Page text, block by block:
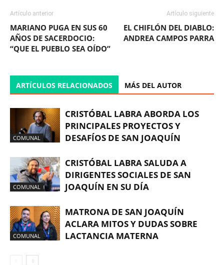
Artículo anterior
MARIANO PUGA EN SUS 60
AÑOS DE SACERDOCIO:
“QUE EL PUEBLO SEA OÍDO”
Artículo siguiente
EL CHIFLÓN DEL DIABLO:
ANDREA CAMPOS PARRA
ARTÍCULOS RELACIONADOS MÁS DEL AUTOR
COMUNAL
CRISTÓBAL LABRA ABORDA LOS
PRINCIPALES PROYECTOS Y
DESAFÍOS DE SAN JOAQUÍN
COMUNAL
CRISTÓBAL LABRA SALUDA A
DIRIGENTES SOCIALES DE SAN
JOAQUÍN EN SU DÍA
COMUNAL
MATRONA DE SAN JOAQUÍN
ACLARA MITOS Y DUDAS SOBRE
LACTANCIA MATERNA